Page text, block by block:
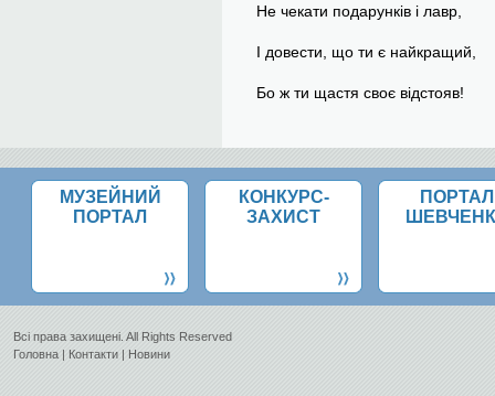
Не чекати подарунків і лавр,
І довести, що ти є найкращий,
Бо ж ти щастя своє відстояв!
МУЗЕЙНИЙ
ПОРТАЛ
КОНКУРС-
ЗАХИСТ
ПОРТАЛ
Всi права захищенi. All Rights Reserved
Головна | Контакти | Новини